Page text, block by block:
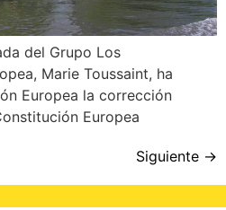
del Grupo Los
Marie Toussaint, ha
Europea la corrección
Europea
Siguiente →